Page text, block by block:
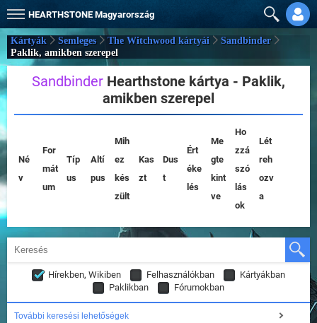
HEARTHSTONE Magyarország
Kártyák Semleges The Witchwood kártyái
Sandbinder
Paklik, amikben szerepel
Sandbinder Hearthstone kártya - Paklik,
amikben szerepel
Né
v
For
mát
um
Típ
us
Altí
pus
Mih
ez
kés
zült
Kas
zt
Dus
t
Ért
éke
lés
Me
gte
kint
ve
Ho
zzá
szó
lás
ok
Lét
reh
ozv
a
Hírekben, Wikiben Felhasználókban
Kártyákban
Paklikban
Fórumokban
További keresési lehetőségek